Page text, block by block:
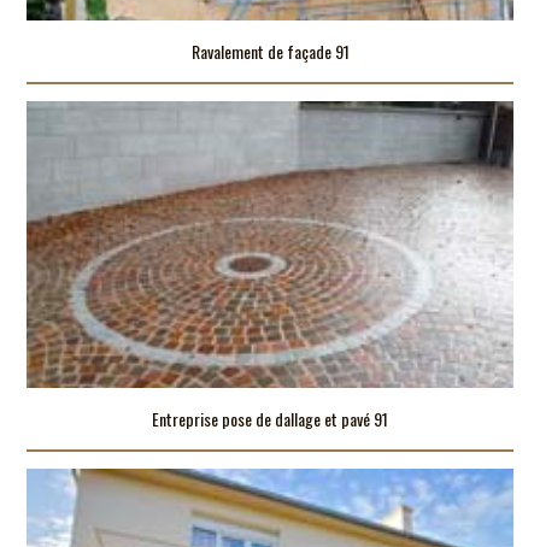
Ravalement de façade 91
Entreprise pose de dallage et pavé 91